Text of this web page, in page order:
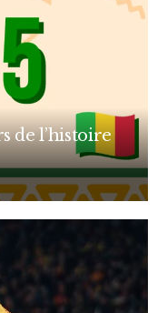
de l’histoire